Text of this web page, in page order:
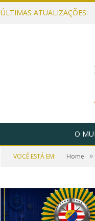
ÚLTIMAS ATUALIZAÇÕES:
O
VOCÊ ESTÁ EM: Home »